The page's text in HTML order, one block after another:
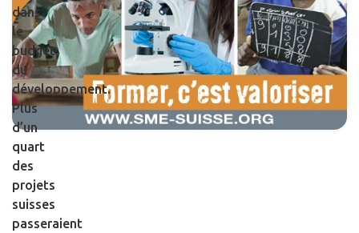
dans
le
budget
du
développement.
Plus
d’un
quart
des
projets
suisses
passeraient